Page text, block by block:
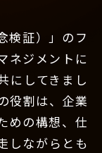
検証）」のフ
ネジメントに
にしてきまし
役割は、企業
めの構想、仕
しながらとも